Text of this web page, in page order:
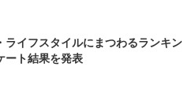
ライフスタイルにまつわるランキン
ート結果を発表